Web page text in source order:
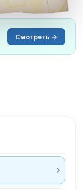
Смотреть →